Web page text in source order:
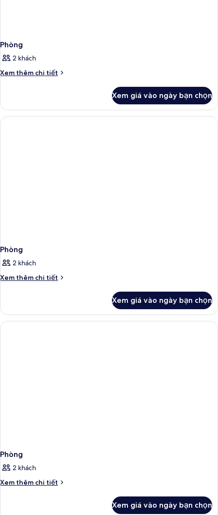
Phòng
2 khách
Xem thêm chi tiết
Chi
Phòng
Xem giá vào ngày bạn chọn
Phòng
2 khách
Xem thêm chi tiết
Chi
Phòng
Xem giá vào ngày bạn chọn
Phòng
2 khách
Xem thêm chi tiết
Chi
Xem giá vào ngày bạn chọn